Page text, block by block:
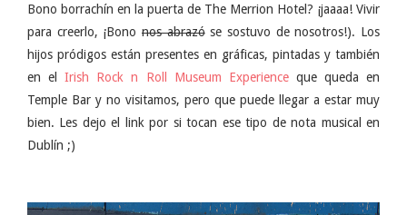
Bono borrachín en la puerta de The Merrion Hotel? ¡jaaaa! Vivir
para creerlo, ¡Bono nos abrazóse sostuvo de nosotros!). Los
hijos pródigos están presentes en gráficas, pintadas y también
en elIrish Rock n Roll Museum Experienceque queda en
Temple Bar y no visitamos, pero que puede llegar a estar muy
bien. Les dejo el link por si tocan ese tipo de nota musical en
Dublín ;)